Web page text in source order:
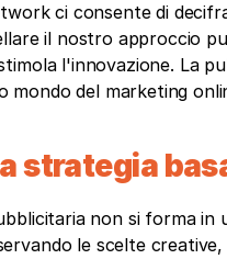
ci consente di
il nostro approccio
l'innovazione. La
mondo del marketing
strategia
non si forma
le scelte